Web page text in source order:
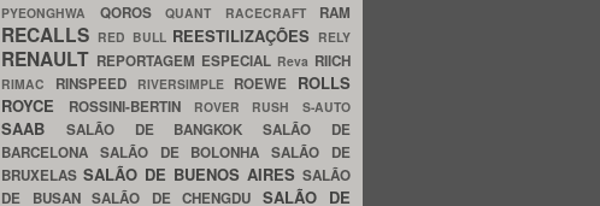
PYEONGHWA QOROS QUANT RACECRAFT RAM
RECALLS RED BULL REESTILIZAÇÕES RELY
RENAULT REPORTAGEM ESPECIAL Reva RIICH
RIMAC RINSPEED RIVERSIMPLE ROEWE ROLLS
ROYCE
ROSSINI-BERTIN ROVER RUSH S-AUTO
SAAB SALÃO DE BANGKOKSALÃO DE
BARCELONA SALÃO DE BOLONHASALÃO DE
BRUXELAS SALÃO DE BUENOS AIRES SALÃO
DE BUSAN SALÃO DE CHENGDU SALÃO DE